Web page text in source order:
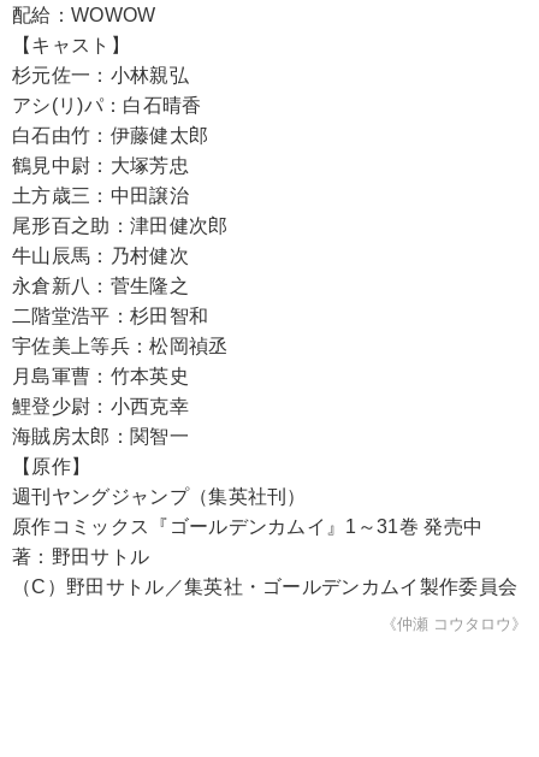
配給：WOWOW
【キャスト】
杉元佐一：小林親弘
アシ(リ)パ：白石晴香
白石由竹：伊藤健太郎
鶴見中尉：大塚芳忠
土方歳三：中田譲治
尾形百之助：津田健次郎
牛山辰馬：乃村健次
永倉新八：菅生隆之
二階堂浩平：杉田智和
宇佐美上等兵：松岡禎丞
月島軍曹：竹本英史
鯉登少尉：小西克幸
海賊房太郎：関智一
【原作】
週刊ヤングジャンプ（集英社刊）
原作コミックス『ゴールデンカムイ』1～31巻 発売中
著：野田サトル
（C）野田サトル／集英社・ゴールデンカムイ製作委員会
《仲瀬 コウタロウ》